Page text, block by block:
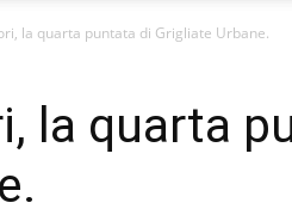
la quarta puntata di Grigliate Urbane.
la quarta